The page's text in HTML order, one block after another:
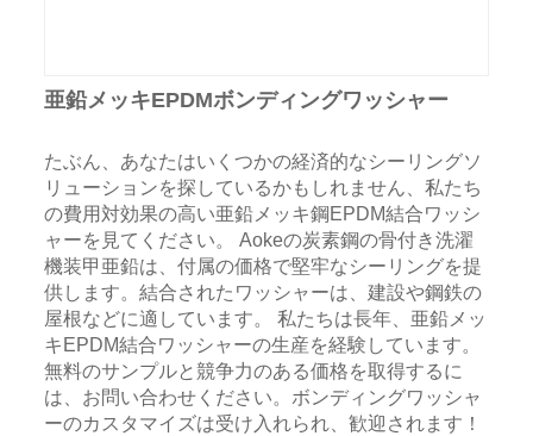
亜鉛メッキEPDMボンディングワッシャー
たぶん、あなたはいくつかの経済的なシーリングソ
リューションを探しているかもしれません、私たち
の費用対効果の高い亜鉛メッキ鋼EPDM結合ワッシ
ャーを見てください。 Aokeの炭素鋼の骨付き洗濯
機装甲亜鉛は、付属の価格で堅牢なシーリングを提
供します。結合されたワッシャーは、建設や鋼鉄の
屋根などに適しています。 私たちは長年、亜鉛メッ
キEPDM結合ワッシャーの生産を経験しています。
無料のサンプルと競争力のある価格を取得するに
は、お問い合わせください。ボンディングワッシャ
ーのカスタマイズは受け入れられ、歓迎されます！